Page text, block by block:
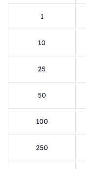
1
10
25
50
100
250